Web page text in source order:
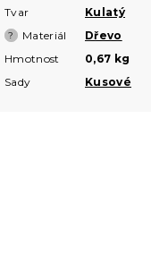
Tvar
Kulatý
? Materiál
Dřevo
Hmotnost
0,67 kg
Sady
Kusové